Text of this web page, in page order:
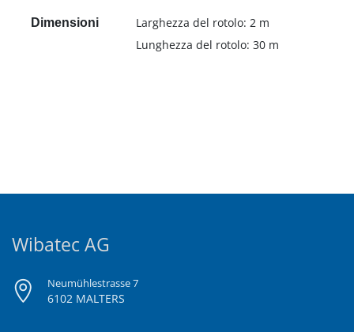
Dimensioni
Larghezza del rotolo: 2 m
Lunghezza del rotolo: 30 m
Wibatec AG
Neumühlestrasse 7
6102 MALTERS